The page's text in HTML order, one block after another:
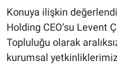
Konuya ilişkin
Holding CEO’su Levent
Topluluğu olarak
kurumsal